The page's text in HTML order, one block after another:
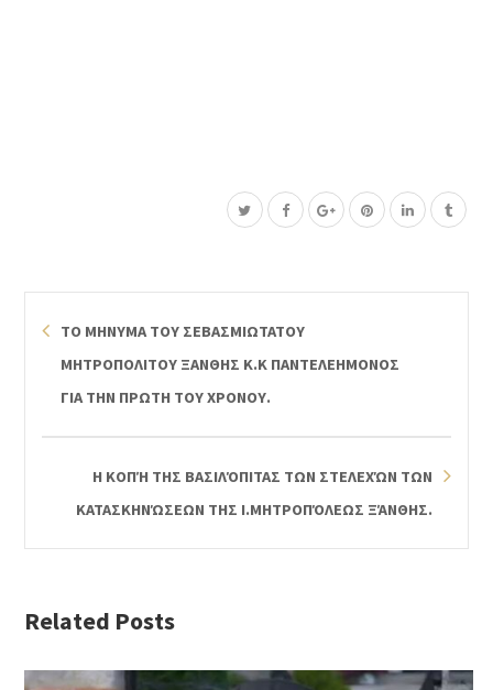
ΤΟ ΜΗΝΥΜΑ ΤΟΥ ΣΕΒΑΣΜΙΩΤΑΤΟΥ
ΜΗΤΡΟΠΟΛΙΤΟΥ ΞΑΝΘΗΣ Κ.Κ ΠΑΝΤΕΛΕΗΜΟΝΟΣ
ΓΙΑ ΤΗΝ ΠΡΩΤΗ ΤΟΥ ΧΡΟΝΟΥ.
Η ΚΟΠΉ ΤΗΣ ΒΑΣΙΛΌΠΙΤΑΣ ΤΩΝ ΣΤΕΛΕΧΏΝ ΤΩΝ
ΚΑΤΑΣΚΗΝΏΣΕΩΝ ΤΗΣ Ι.ΜΗΤΡΟΠΌΛΕΩΣ ΞΆΝΘΗΣ.
Related Posts